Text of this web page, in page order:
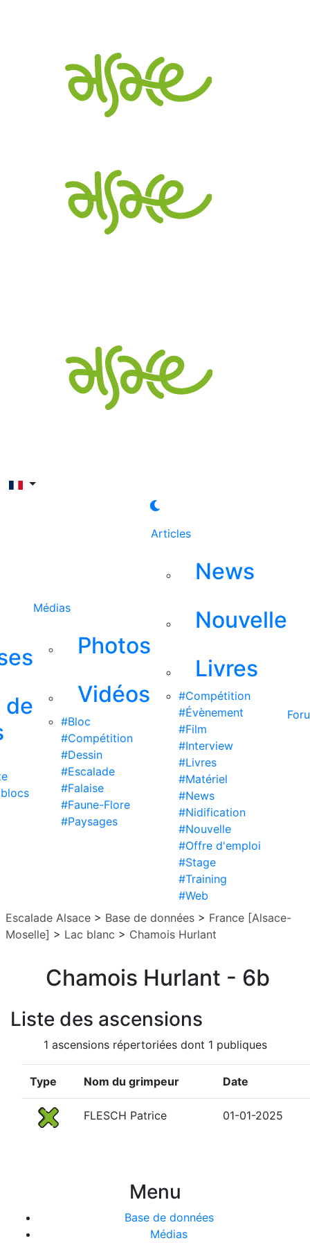
de
Médias
Photos
Vidéos
#Bloc
#Compétition
#Dessin
#Escalade
#Falaise
#Faune-Flore
#Paysages
Articles
News
Nouvelle
Livres
#Compétition
#Évènement
#Film
#Interview
#Livres
#Matériel
#News
#Nidification
#Nouvelle
#Offre d'emploi
#Stage
#Training
#Web
Escalade Alsace > Base de données > France [Alsace-
Moselle] > Lac blanc > Chamois Hurlant
Chamois Hurlant - 6b
Liste des ascensions
1 ascensions répertoriées dont 1 publiques
Type Nom du grimpeur Date
FLESCH Patrice 01-01-2025
Menu
Base de données
Médias